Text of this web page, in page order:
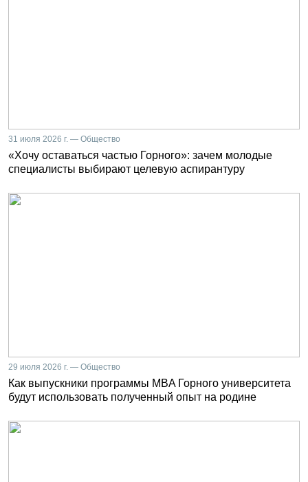
31 июля 2026 г. — Общество
«Хочу оставаться частью Горного»: зачем молодые
специалисты выбирают целевую аспирантуру
29 июля 2026 г. — Общество
Как выпускники программы MBA Горного университета
будут использовать полученный опыт на родине